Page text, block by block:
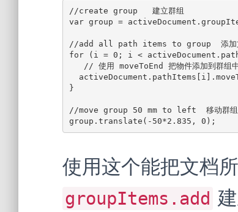
//create group   建立群组
var group =
//add all path items to group  添加文
for (i = 0; i <
}
//move group 50 mm to left  移动群组
group.translate(-50*2.835, 0);
使用这个能把文档
groupItems.add